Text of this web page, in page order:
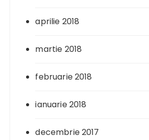
aprilie 2018
martie 2018
februarie 2018
ianuarie 2018
decembrie 2017